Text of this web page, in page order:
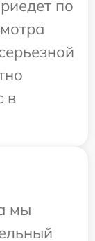
по
в
мы